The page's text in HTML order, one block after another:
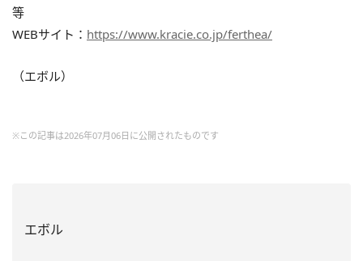
等
WEBサイト： https://www.kracie.co.jp/ferthea/
（エボル）
※この記事は2026年07月06日に公開されたものです
エボル